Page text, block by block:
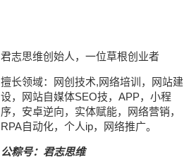
君志思维创始人，一位草根创业者
擅长领域：网创技术,网络培训，网站建
设，网站自媒体SEO技，APP，小程
序，安卓逆向，实体赋能，网络营销，
RPA自动化，个人ip，网络推广。
公粽号：君志思维